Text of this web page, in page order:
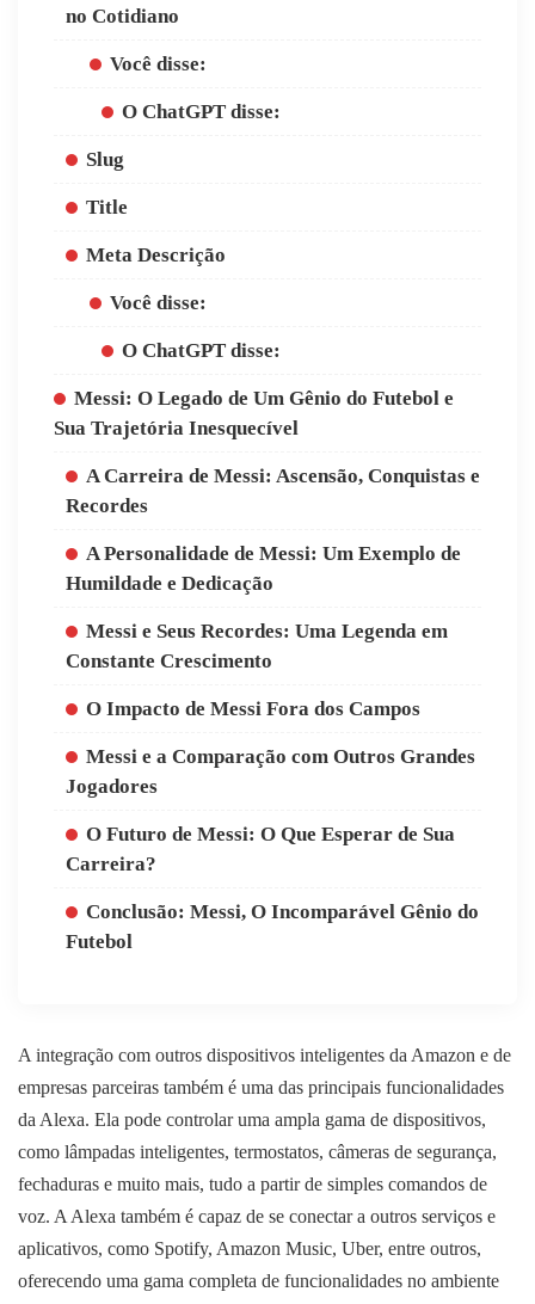
no Cotidiano
Você disse:
O ChatGPT disse:
Slug
Title
Meta Descrição
Você disse:
O ChatGPT disse:
Messi: O Legado de Um Gênio do Futebol e
Sua Trajetória Inesquecível
A Carreira de Messi: Ascensão, Conquistas e
Recordes
A Personalidade de Messi: Um Exemplo de
Humildade e Dedicação
Messi e Seus Recordes: Uma Legenda em
Constante Crescimento
O Impacto de Messi Fora dos Campos
Messi e a Comparação com Outros Grandes
Jogadores
O Futuro de Messi: O Que Esperar de Sua
Carreira?
Conclusão: Messi, O Incomparável Gênio do
Futebol
A integração com outros dispositivos inteligentes da Amazon e de
empresas parceiras também é uma das principais funcionalidades
da Alexa. Ela pode controlar uma ampla gama de dispositivos,
como lâmpadas inteligentes, termostatos, câmeras de segurança,
fechaduras e muito mais, tudo a partir de simples comandos de
voz. A Alexa também é capaz de se conectar a outros serviços e
aplicativos, como Spotify, Amazon Music, Uber, entre outros,
oferecendo uma gama completa de funcionalidades no ambiente